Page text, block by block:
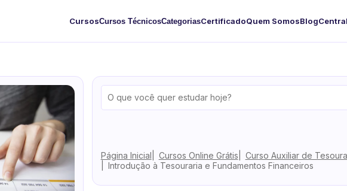
CursosCursos TécnicosCategoriasCertificadoQuem SomosBlog
Página Inicial Cursos Online Grátis
Curso Auxiliar de
Introdução à Tesouraria e Fundamentos Financeiros